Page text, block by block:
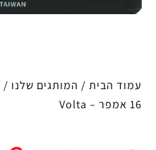
עמוד הבית / המותגים שלנו /
16 אמפר – Volta